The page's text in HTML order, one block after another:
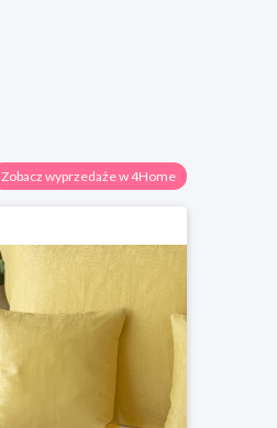
Zobacz wyprzedaże w 4Home